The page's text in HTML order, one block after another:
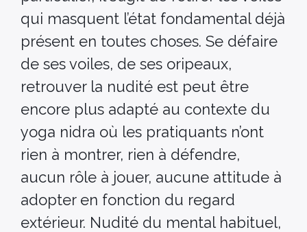
qui masquent l’état fondamental déjà
présent en toutes choses. Se défaire
de ses voiles, de ses oripeaux,
retrouver la nudité est peut être
encore plus adapté au contexte du
yoga nidra où les pratiquants n’ont
rien à montrer, rien à défendre,
aucun rôle à jouer, aucune attitude à
adopter en fonction du regard
extérieur. Nudité du mental habituel,